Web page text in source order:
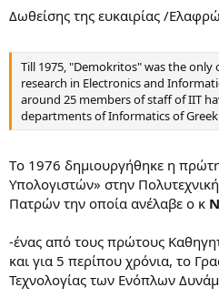
The Computer Division was founded
NCSR "Demokritos".The
the same time for specific
various other research activities
of the first achievements of the
Proteas, the first experimental
Till 1975, "Demokritos" was the only
research in Electronics and
departments of Informatics of
In 1975, the Division of Electronics
Telecommunications and especially,
Δωθείσης της ευκαιρίας /
Till 1975, "Demokritos" was the only
research in Electronics and
around 25 members of staff of IIT
departments of Informatics of
Tο 1976 δημιoυργήθηκε η
Υπολογιστών» στην
Πατρών την οποία ανέλαβε ο κ
-ένας από τους πρώτους
και για 5 περίπου χρόνια, το
Τεχνολογίας των Ενόπλων